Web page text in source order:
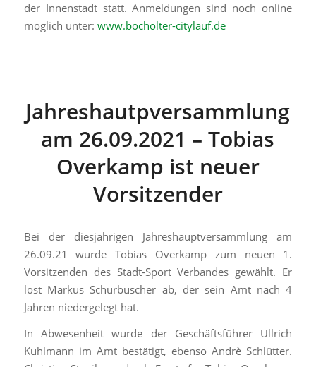
der Innenstadt statt. Anmeldungen sind noch online
möglich unter: www.bocholter-citylauf.de
Jahreshautpversammlung
am 26.09.2021 – Tobias
Overkamp ist neuer
Vorsitzender
Bei der diesjährigen Jahreshauptversammlung am
26.09.21 wurde Tobias Overkamp zum neuen 1.
Vorsitzenden des Stadt-Sport Verbandes gewählt. Er
löst Markus Schürbüscher ab, der sein Amt nach 4
Jahren niedergelegt hat.
In Abwesenheit wurde der Geschäftsführer Ullrich
Kuhlmann im Amt bestätigt, ebenso Andrè Schlütter.